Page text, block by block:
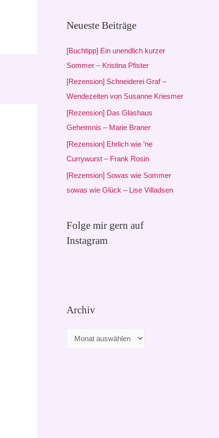
h
n
n
a
c
h
:
Neueste Beiträge
[Buchtipp] Ein unendlich kurzer
Sommer – Kristina Pfister
[Rezension] Schneiderei Graf –
Wendezeiten von Susanne Kriesmer
[Rezension] Das Glashaus
Geheimnis – Marie Braner
[Rezension] Ehrlich wie ’ne
Currywurst – Frank Rosin
[Rezension] Sowas wie Sommer
sowas wie Glück – Lise Villadsen
Folge mir gern auf
Instagram
Archiv